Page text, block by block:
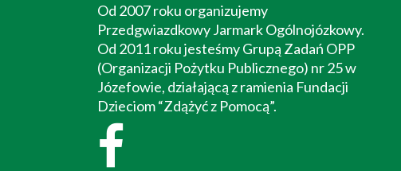
Od 2007 roku organizujemy
Przedgwiazdkowy Jarmark Ogólnojózkowy.
Od 2011 roku jesteśmy Grupą Zadań OPP
(Organizacji Pożytku Publicznego) nr 25 w
Józefowie, działającą z ramienia Fundacji
Dzieciom “Zdążyć z Pomocą”.